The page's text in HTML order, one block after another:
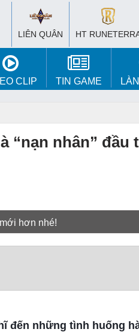
LIÊN QUÂN HT
CLIP TIN GAME
“nạn nhân” đầu
hơn nhé!
đến những tình huống